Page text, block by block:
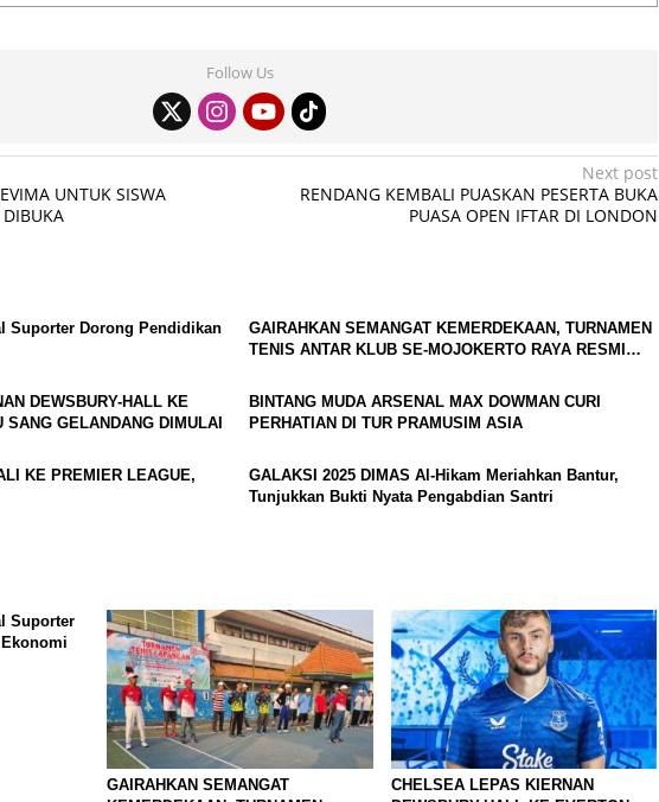
Follow Us
UNTUK SISWA
DIBUKA
Next post
RENDANG KEMBALI PUASKAN PESERTA BUKA
PUASA OPEN IFTAR DI LONDON
Suporter Dorong Pendidikan
GAIRAHKAN SEMANGAT KEMERDEKAAN, TURNAMEN
TENIS ANTAR KLUB SE-MOJOKERTO RAYA RESMI
DEWSBURY-HALL KE
GELANDANG DIMULAI
BINTANG MUDA ARSENAL MAX DOWMAN CURI
PERHATIAN DI TUR PRAMUSIM ASIA
KE PREMIER LEAGUE,
GALAKSI 2025 DIMAS Al-Hikam Meriahkan Bantur,
Tunjukkan Bukti Nyata Pengabdian Santri
Suporter
GAIRAHKAN SEMANGAT
CHELSEA LEPAS KIERNAN